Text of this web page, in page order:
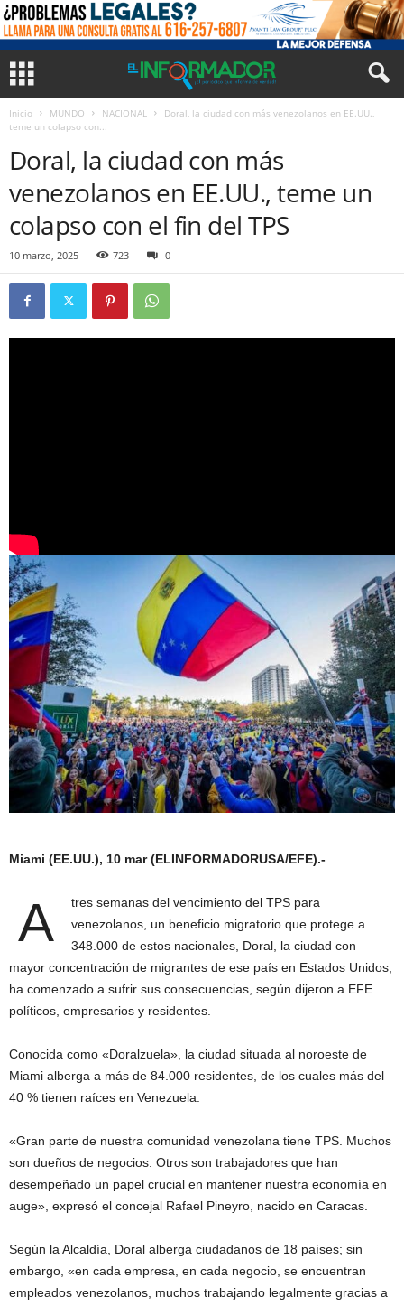
Inicio MUNDO NACIONAL
Doral, la ciudad con más venezolanos en EE.UU.,
teme un colapso con...
Doral, la ciudad con más
venezolanos en EE.UU., teme un
colapso con el fin del TPS
10 marzo, 2025 723 0
Miami (EE.UU.), 10 mar (ELINFORMADORUSA/EFE).-
A
tres semanas del vencimiento del TPS para
venezolanos, un beneficio migratorio que protege a
348.000 de estos nacionales, Doral, la ciudad con
mayor concentración de migrantes de ese país en Estados Unidos,
ha comenzado a sufrir sus consecuencias, según dijeron a EFE
políticos, empresarios y residentes.
Conocida como «Doralzuela», la ciudad situada al noroeste de
Miami alberga a más de 84.000 residentes, de los cuales más del
40 % tienen raíces en Venezuela.
«Gran parte de nuestra comunidad venezolana tiene TPS. Muchos
son dueños de negocios. Otros son trabajadores que han
desempeñado un papel crucial en mantener nuestra economía en
auge», expresó el concejal Rafael Pineyro, nacido en Caracas.
Según la Alcaldía, Doral alberga ciudadanos de 18 países; sin
embargo, «en cada empresa, en cada negocio, se encuentran
empleados venezolanos, muchos trabajando legalmente gracias a